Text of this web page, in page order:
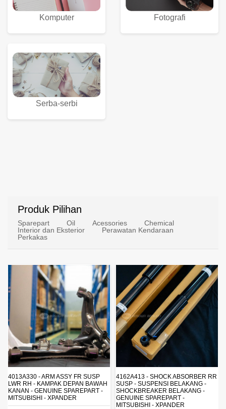
Komputer Fotografi
Serba-serbi
Produk Pilihan
Sparepart Oil Acessories
Chemical
Interior dan Eksterior
Perawatan Kendaraan
Perkakas
4013A330 - ARM ASSY FR SUSP
LWR RH - KAMPAK DEPAN BAWAH
KANAN - GENUINE SPAREPART -
MITSUBISHI - XPANDER
4162A413 - SHOCK ABSORBER RR
SUSP - SUSPENSI BELAKANG -
SHOCKBREAKER BELAKANG -
GENUINE SPAREPART -
MITSUBISHI - XPANDER